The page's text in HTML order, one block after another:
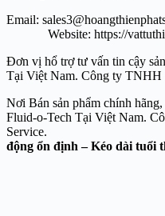
Email:
Website: https://
Đơn vị hổ trợ tư vấn tin cậy
Tại Việt Nam. Công ty TNHH
Nơi Bán sản phẩm chính
Fluid-o-Tech Tại Việt Nam.
động ổn định – Kéo dài tuổi